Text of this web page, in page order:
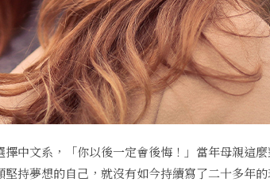
中文系，「你以後一定會後悔！」當年母親這
持夢想的自己，就沒有如今持續寫了二十多年的